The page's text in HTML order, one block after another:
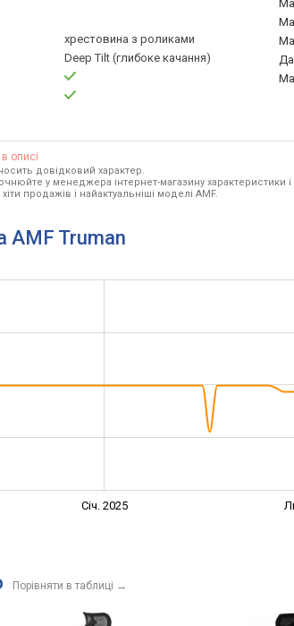
хрестовина з роликами
Deep Tilt (глибоке качання)
описі
довідковий характер.
у менеджера інтернет-магазину характеристики
продажів і найактуальніші моделі AMF.
AMF Truman
Січ. 2025
Порівняти в таблиці →